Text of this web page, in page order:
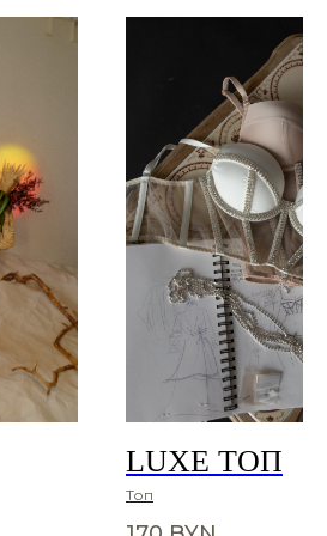
LUXE ТОП
Топ